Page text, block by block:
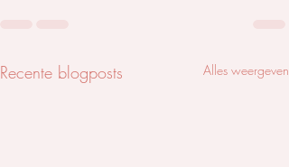
Recente blogposts Alles weergeven